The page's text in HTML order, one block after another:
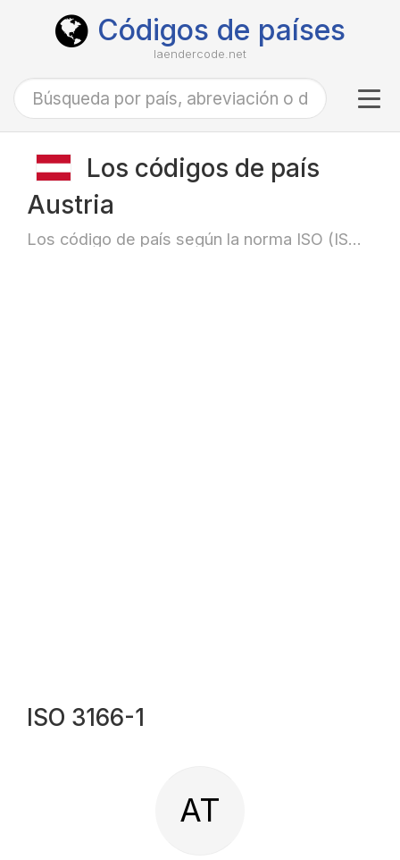
Códigos de países
laendercode.net
Los códigos de país
Austria
Los código de país según la norma ISO (ISO-3166)
ISO 3166-1
AT